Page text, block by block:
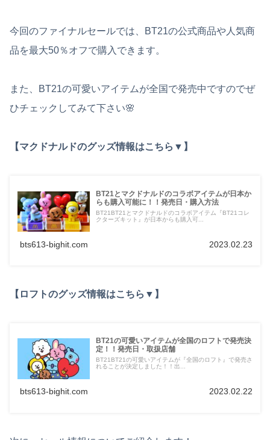
今回のファイナルセールでは、BT21の公式商品や人気商
品を最大50％オフで購入できます。
また、BT21の可愛いアイテムが全国で発売中ですのでぜ
ひチェックしてみて下さい🌸
【マクドナルドのグッズ情報はこちら▼】
BT21とマクドナルドのコラボアイテムが日本か
らも購入可能に！！発売日・購入方法
BT21BT21とマクドナルドのコラボアイテム『BT21コレ
クターズキット』が日本からも購入可...
bts613-bighit.com 2023.02.23
【ロフトのグッズ情報はこちら▼】
BT21の可愛いアイテムが全国のロフトで発売決
定！！発売日・取扱店舗
BT21BT21の可愛いアイテムが『全国のロフト』で発売さ
れることが決定しました！！出...
bts613-bighit.com 2023.02.22